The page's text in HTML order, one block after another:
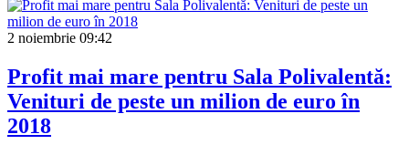
2 noiembrie 09:42
Profit mai mare pentru Sala Polivalentă:
Venituri de peste un milion de euro în
2018